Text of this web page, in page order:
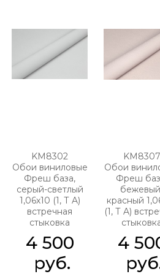
KM8302
Обои виниловые
Фреш база,
серый-светлый
1,06х10 (1, Т A)
встречная
стыковка
4 500
руб.
KM8307
Обои
Фреш
красный
(1, Т A)
4